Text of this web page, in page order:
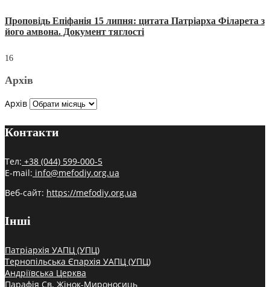
Проповідь Епіфанія 15 липня: цитата Патріарха Філарета з
його амвона. Документ тяглості
16
Архів
Архів
Контакти
Тел: +38 (044) 599-000-5
E-mail: info@mefodiy.org.ua
Веб-сайт: https://mefodiy.org.ua
Інші
Патріархія УАПЦ (УПЦ)
Тернопільська Єпархія УАПЦ (УПЦ)
Андріївська Церква
Парафія Св. Жінок-Мироносиць